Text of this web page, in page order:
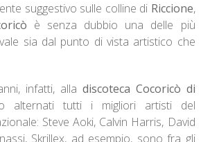
suggestivo sulle colline di Riccione,
è senza dubbio una delle più
sia dal punto di vista artistico che
infatti, alla discoteca Cocoricò di
alternati tutti i migliori artisti del
Steve Aoki, Calvin Harris, David
Skrillex, ad esempio, sono fra gli